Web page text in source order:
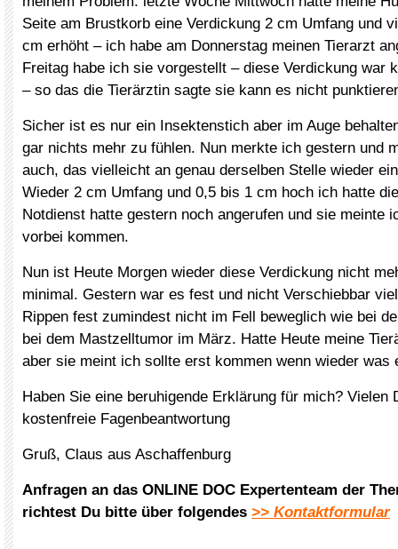
Seite am Brustkorb eine Verdickung 2 cm Umfang und
cm erhöht – ich habe am Donnerstag meinen Tierarzt
Freitag habe ich sie vorgestellt – diese Verdickung war
– so das die Tierärztin sagte sie kann es nicht
Sicher ist es nur ein Insektenstich aber im Auge
gar nichts mehr zu fühlen. Nun merkte ich gestern und
auch, das vielleicht an genau derselben Stelle wieder
Wieder 2 cm Umfang und 0,5 bis 1 cm hoch ich hatte
Notdienst hatte gestern noch angerufen und sie meinte
vorbei kommen.
Nun ist Heute Morgen wieder diese Verdickung nicht
minimal. Gestern war es fest und nicht Verschiebbar
Rippen fest zumindest nicht im Fell beweglich wie bei
bei dem Mastzelltumor im März. Hatte Heute meine
aber sie meint ich sollte erst kommen wenn wieder was
Haben Sie eine beruhigende Erklärung für mich? Vielen
kostenfreie Fagenbeantwortung
Gruß, Claus aus Aschaffenburg
Anfragen an das ONLINE DOC Expertenteam der
richtest Du bitte über folgendes >> Kontaktformular